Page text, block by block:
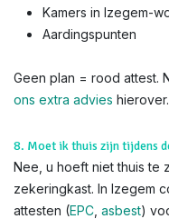
Kamers in Izegem-
Aardingspunten
Geen plan = rood attest.
ons extra advies hierover.
8. Moet ik thuis zijn tijdens
Nee, u hoeft niet thuis te
zekeringkast. In Izegem
attesten (EPC asbest)